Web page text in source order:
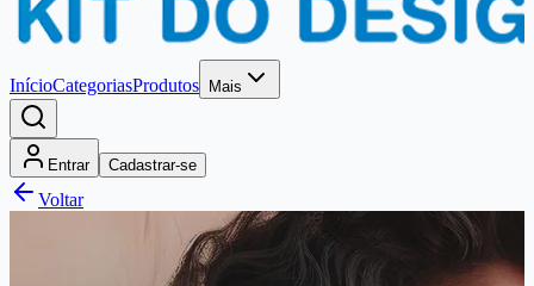
InícioCategoriasProdutos Mais
Entrar Cadastrar-se
Voltar